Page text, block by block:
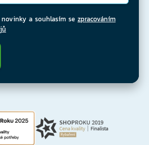
a souhlasím se zpracováním